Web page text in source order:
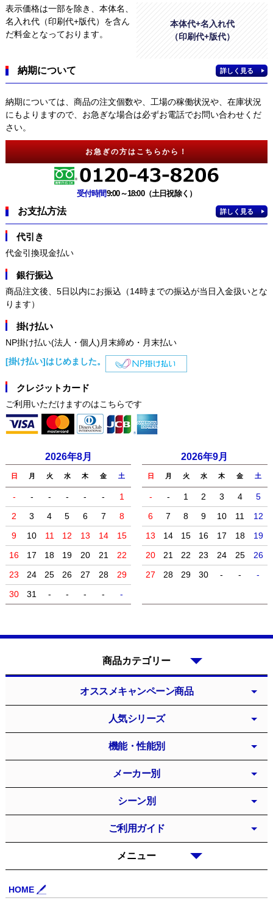
表示価格は一部を除き、本体名、
名入れ代（印刷代+版代）を含ん
だ料金となっております。
本体代+名入れ代
（印刷代+版代）
納期について 詳しく見る
納期については、商品の注文個数や、工場の稼働状況や、在庫状況
にもよりますので、お急ぎな場合は必ずお電話でお問い合わせくだ
さい。
お急ぎの方はこちらから！
受付時間9:00～18:00（土日祝除く）
お支払方法 詳しく見る
代引き
代金引換現金払い
銀行振込
商品注文後、5日以内にお振込（14時までの振込が当日入金扱いとな
ります）
掛け払い
NP掛け払い(法人・個人)月末締め・月末払い
[掛け払い]はじめました。
クレジットカード
ご利用いただけますのはこちらです
2026年8月
日 月 火 水 木 金 土
- - - - - -
1
2
3 4 5 6 7
8
9
10 11 12 13 14
15
16
17 18 19 20 21
22
23
24 25 26 27 28
29
30
31 - - - - -
2026年9月
日 月 火 水 木 金 土
- - 1 2 3 4
5
6
7 8 9 10 11
12
13
14 15 16 17 18
19
20
21 22 23 24 25
26
27
28 29 30 - - -
HOME
メニュー
オススメキャンペーン商品
人気シリーズ
機能・性能別
メーカー別
シーン別
ご利用ガイド
商品カテゴリー